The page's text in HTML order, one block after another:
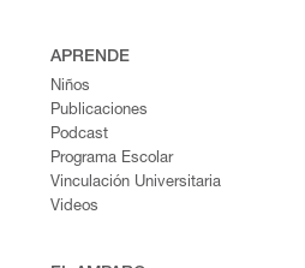
APRENDE
Niños
Publicaciones
Podcast
Programa Escolar
Vinculación Universitaria
Videos